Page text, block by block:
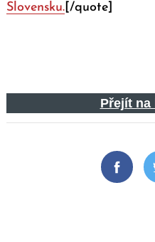
Slovensku. [/quote]
Přejít na